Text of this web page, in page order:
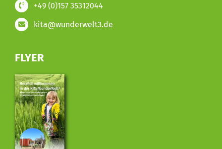
+49 (0)157 35312044
kita@wunderwelt3.de
FLYER